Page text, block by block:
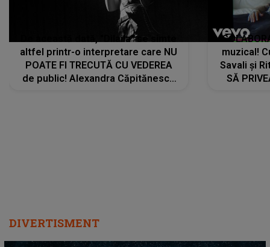
De această dată, "Dilaila" se simte
altfel printr-o interpretare care NU
POATE FI TRECUTĂ CU VEDEREA
de public! Alexandra Căpitănescu
muzical!
Savali și
SĂ
DIVERTISMENT